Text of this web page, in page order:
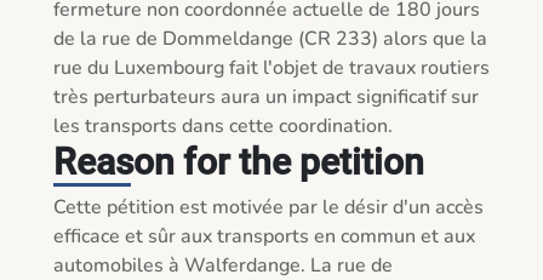
fermeture non coordonnée actuelle de 180 jours
de la rue de Dommeldange (CR 233) alors que la
rue du Luxembourg fait l'objet de travaux routiers
très perturbateurs aura un impact significatif sur
les transports dans cette coordination.
Reason for the petition
Cette pétition est motivée par le désir d'un accès
efficace et sûr aux transports en commun et aux
automobiles à Walferdange. La rue de